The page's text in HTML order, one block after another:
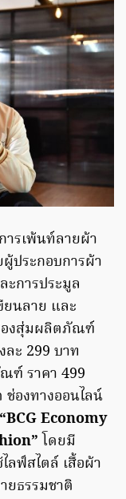
รเพ้นท์ลายผ้า
ผู้ประกอบการผ้า
ะการประมูล
นลาย และ
องสุ่มผลิตภัณฑ์
ละ 299 บาท
ฑ์ ราคา 499
องทางออนไลน์
“BCG Economy
โดยมี
ลฟ์สไตล์ เสื้อผ้า
ธรรมชาติ